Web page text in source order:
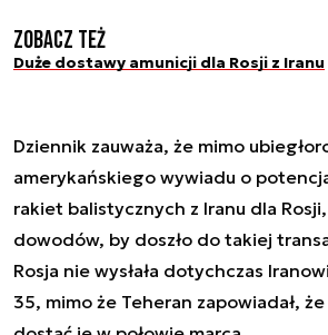
Zobacz też
Duże dostawy amunicji dla Rosji z Iranu
Dziennik zauważa, że mimo
amerykańskiego wywiadu o
rakiet balistycznych z Iranu dla
dowodów, by doszło do takiej
Rosja nie wysłała dotychczas
35, mimo że Teheran zapowiadał,